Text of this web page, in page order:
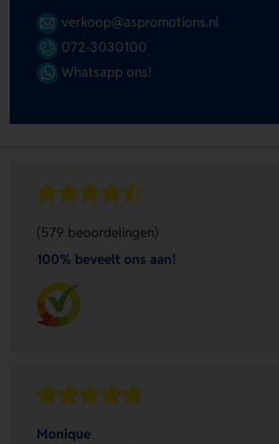
verkoop@aspromotions.nl
072-3030100
Whatsapp ons!
(579 beoordelingen)
100% beveelt ons aan!
Monique